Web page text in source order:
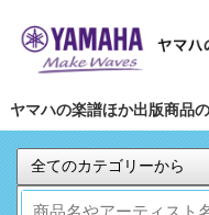
ヤマハの楽譜ほか出版商品